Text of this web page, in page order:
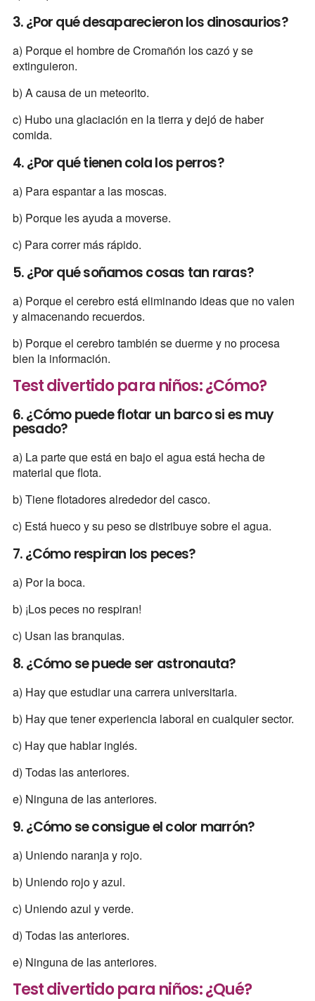
3. ¿Por qué desaparecieron los dinosaurios?
a) Porque el hombre de Cromañón los cazó y se
extinguieron.
b) A causa de un meteorito.
c) Hubo una glaciación en la tierra y dejó de haber
comida.
4. ¿Por qué tienen cola los perros?
a) Para espantar a las moscas.
b) Porque les ayuda a moverse.
c) Para correr más rápido.
5. ¿Por qué soñamos cosas tan raras?
a) Porque el cerebro está eliminando ideas que no valen
y almacenando recuerdos.
b) Porque el cerebro también se duerme y no procesa
bien la información.
Test divertido para niños: ¿Cómo?
6. ¿Cómo puede flotar un barco si es muy
pesado?
a) La parte que está en bajo el agua está hecha de
material que flota.
b) Tiene flotadores alrededor del casco.
c) Está hueco y su peso se distribuye sobre el agua.
7. ¿Cómo respiran los peces?
a) Por la boca.
b) ¡Los peces no respiran!
c) Usan las branquias.
8. ¿Cómo se puede ser astronauta?
a) Hay que estudiar una carrera universitaria.
b) Hay que tener experiencia laboral en cualquier sector.
c) Hay que hablar inglés.
d) Todas las anteriores.
e) Ninguna de las anteriores.
9. ¿Cómo se consigue el color marrón?
a) Uniendo naranja y rojo.
b) Uniendo rojo y azul.
c) Uniendo azul y verde.
d) Todas las anteriores.
e) Ninguna de las anteriores.
Test divertido para niños: ¿Qué?